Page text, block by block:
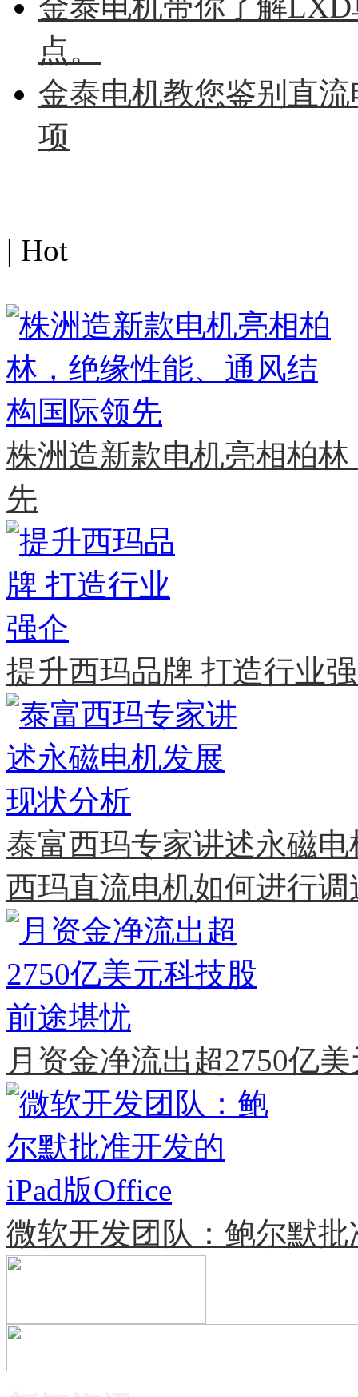
点。
金泰电机教您鉴别直
项
| Hot
株洲造新款电机亮相柏
先
提升西玛品牌 打造行业
泰富西玛专家讲述永磁
西玛直流电机如何进行调
月资金净流出超2750亿
微软开发团队：鲍尔默批